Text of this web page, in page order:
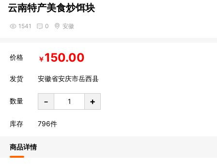
云南特产美食炒饵块
1541 0 安徽
价格 ￥150.00
发货 安徽省安庆市岳西县
数量 - +
库存 796件
商品详情